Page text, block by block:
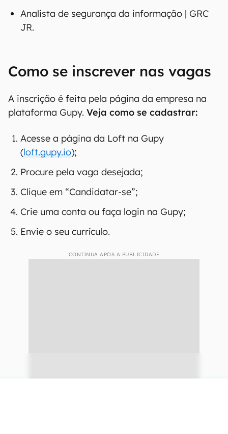
Analista de segurança da informação | GRC
JR.
Como se inscrever nas vagas
A inscrição é feita pela página da empresa na
plataforma Gupy. Veja como se cadastrar:
Acesse a página da Loft na Gupy
(loft.gupy.io);
Procure pela vaga desejada;
Clique em “Candidatar-se”;
Crie uma conta ou faça login na Gupy;
Envie o seu currículo.
CONTINUA APÓS A PUBLICIDADE